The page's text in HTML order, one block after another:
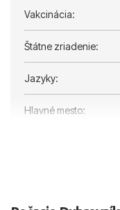
Vakcinácia:
Štátne zriadenie:
Jazyky:
Hlavné mesto: